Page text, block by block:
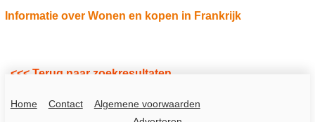
Informatie over Wonen en kopen in Frankrijk
<<< Terug naar zoekresultaten
Home Contact
Algemene voorwaarden